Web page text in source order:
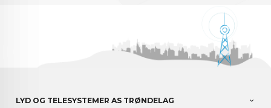
LYD OG TELESYSTEMER AS TRØNDELAG